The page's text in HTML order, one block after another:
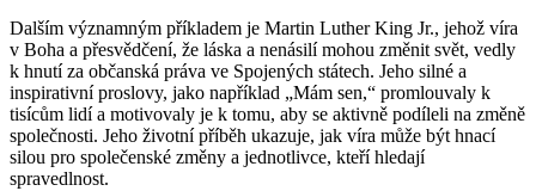
Dalším významným příkladem je Martin Luther King Jr., jehož víra
v Boha a přesvědčení, že láska a nenásilí mohou změnit svět, vedly
k hnutí za občanská práva ve Spojených státech. Jeho silné a
inspirativní proslovy, jako například „Mám sen,“ promlouvaly k
tisícům lidí a motivovaly je k tomu, aby se aktivně podíleli na změně
společnosti. Jeho životní příběh ukazuje, jak víra může být hnací
silou pro společenské změny a jednotlivce, kteří hledají
spravedlnost.